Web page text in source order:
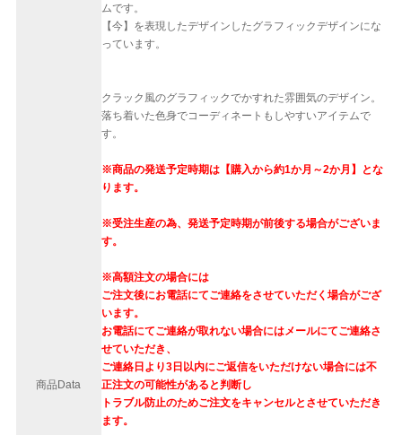
商品Data
ムです。
【今】を表現したデザインしたグラフィックデザインにな
っています。
クラック風のグラフィックでかすれた雰囲気のデザイン。
落ち着いた色身でコーディネートもしやすいアイテムで
す。
※商品の発送予定時期は【購入から約1か月～2か月】とな
ります。
※受注生産の為、発送予定時期が前後する場合がございま
す。
※高額注文の場合には
ご注文後にお電話にてご連絡をさせていただく場合がござ
います。
お電話にてご連絡が取れない場合にはメールにてご連絡さ
せていただき、
ご連絡日より3日以内にご返信をいただけない場合には不
正注文の可能性があると判断し
トラブル防止のためご注文をキャンセルとさせていただき
ます。